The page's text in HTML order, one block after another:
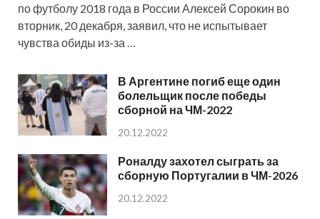
по футболу 2018 года в России Алексей Сорокин во
вторник, 20 декабря, заявил, что не испытывает
чувства обиды из-за …
В Аргентине погиб еще один
болельщик после победы
сборной на ЧМ-2022
20.12.2022
Роналду захотел сыграть за
сборную Португалии в ЧМ-2026
20.12.2022